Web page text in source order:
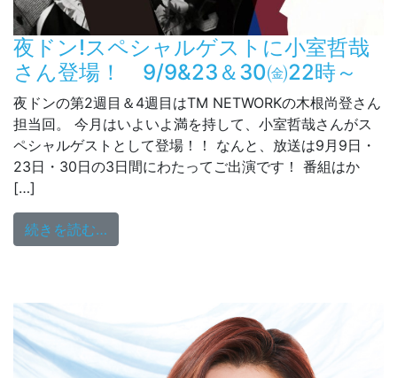
夜ドン!スペシャルゲストに小室哲哉
さん登場！ 9/9&23＆30㈮22時～
夜ドンの第2週目＆4週目はTM NETWORKの木根尚登さん
担当回。 今月はいよいよ満を持して、小室哲哉さんがス
ペシャルゲストとして登場！！ なんと、放送は9月9日・
23日・30日の3日間にわたってご出演です！ 番組はか
[…]
続きを読む…